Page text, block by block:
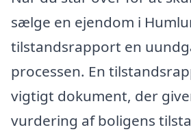
sælge en ejendom i
tilstandsrapport en
processen. En
vigtigt dokument, der
vurdering af boligens